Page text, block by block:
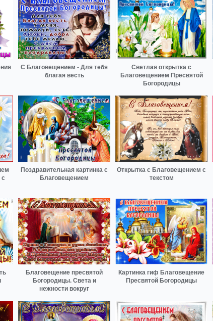
С Благовещением - Для тебя
благая весть
Светлая открытка с
Благовещением Пресвятой
Богородицы
с
Поздравительная картинка с
Благовещением
Открытка с Благовещением с
текстом
Благовещение пресвятой
Богородицы. Света и
нежности вокруг
Картинка гиф Благовещение
Пресвятой Богородицы